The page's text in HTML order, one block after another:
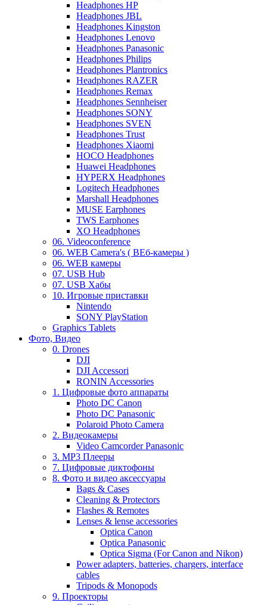
Headphones HP
Headphones JBL
Headphones Kingston
Headphones Lenovo
Headphones Panasonic
Headphones Philips
Headphones Plantronics
Headphones RAZER
Headphones Remax
Headphones Sennheiser
Headphones SONY
Headphones SVEN
Headphones Trust
Headphones Xiaomi
HOCO Headphones
Huawei Headphones
HYPERX Headphones
Logitech Headphones
Marshall Headphones
MUSE Earphones
TWS Earphones
XO Headphones
06. Videoconference
06. WEB Camera's ( ВЕб-камеры )
06. WEB камеры
07. USB Hub
07. USB Хабы
10. Игровые приставки
Nintendo
SONY PlayStation
Graphics Tablets
Фото, Видео
0. Drones
DJI
DJI Accessori
RONIN Accessories
1. Цифровые фото аппараты
Photo DC Canon
Photo DC Panasonic
Polaroid Photo Camera
2. Видеокамеры
Video Camcorder Panasonic
3. MP3 Плееры
7. Цифровые диктофоны
8. Фото и видео аксессуары
Bags & Cases
Cleaning & Protectors
Flashes & Remotes
Lenses & lense accessories
Optica Canon
Optica Panasonic
Optica Sigma (For Canon and Nikon)
Power adapters, batteries, chargers, interface
cables
Tripods & Monopods
9. Проекторы